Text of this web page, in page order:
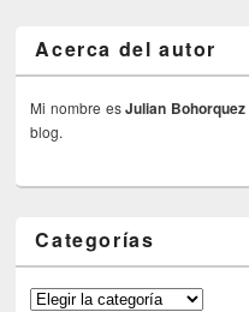
Acerca del autor
Mi nombre esJulian Bohorquez
blog.
Categorías
Categorías